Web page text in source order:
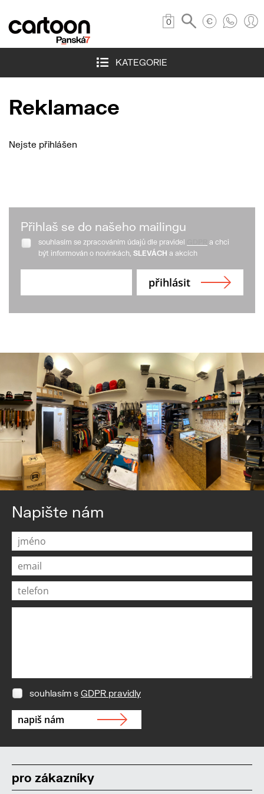
0
KATEGORIE
Reklamace
Nejste přihlášen
Přihlaš se do našeho mailingu
souhlasím se zpracováním údajů dle pravidel
a chci
být informován o novinkách, SLEVÁCH a akcích
Napište nám
souhlasím s GDPR pravidly
pro zákazníky